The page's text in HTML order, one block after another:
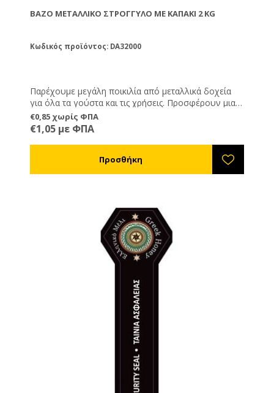
ΒΆΖΟ ΜΕΤΑΛΛΙΚΌ ΣΤΡΟΓΓΥΛΌ ΜΕ ΚΑΠΆΚΙ 2 KG
Κωδικός προϊόντος: DA32000
Παρέχουμε μεγάλη ποικιλία από μεταλλικά δοχεία
για όλα τα γούστα και τις χρήσεις. Προσφέρουν μια
διαφορετική και καλόγουστη παρουσίαση του
προϊόντος σας και είναι ιδανική λύση όταν θέλετε να
μεταφέρετε ή να στείλετε το μέλι, καθώς δεν
€0,85 χωρίς ΦΠΑ
€1,05 με ΦΠΑ